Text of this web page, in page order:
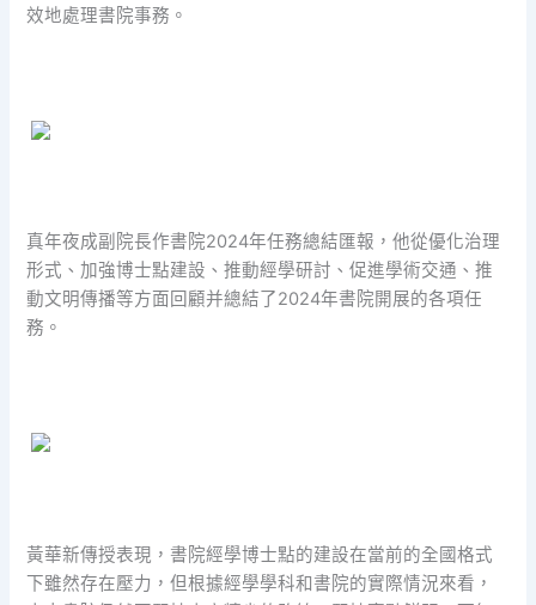
效地處理書院事務。
真年夜成副院長作書院2024年任務總結匯報，他從優化治理
形式、加強博士點建設、推動經學研討、促進學術交通、推
動文明傳播等方面回顧并總結了2024年書院開展的各項任
務。
黃華新傳授表現，書院經學博士點的建設在當前的全國格式
下雖然存在壓力，但根據經學學科和書院的實際情況來看，